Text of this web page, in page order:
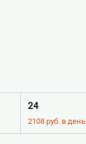
24
2108 руб. в день